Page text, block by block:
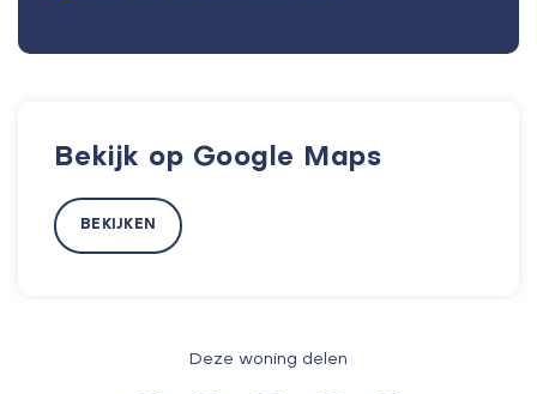
Bekijk op Google Maps
BEKIJKEN
Deze woning delen